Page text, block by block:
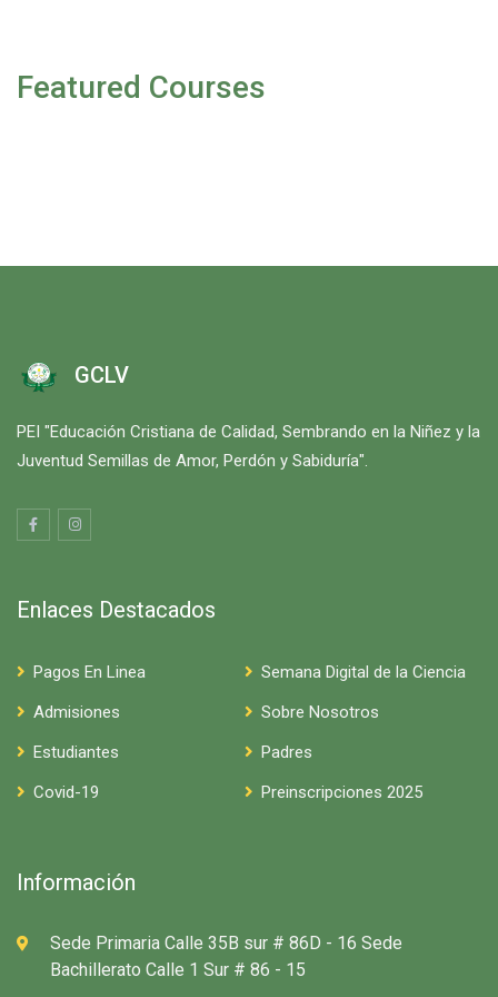
Featured Courses
GCLV
PEI "Educación Cristiana de Calidad, Sembrando en la Niñez y la
Juventud Semillas de Amor, Perdón y Sabiduría".
Enlaces Destacados
Pagos En Linea
Semana Digital de la Ciencia
Admisiones
Sobre Nosotros
Estudiantes
Padres
Covid-19
Preinscripciones 2025
Información
Sede Primaria Calle 35B sur # 86D - 16 Sede
Bachillerato Calle 1 Sur # 86 - 15